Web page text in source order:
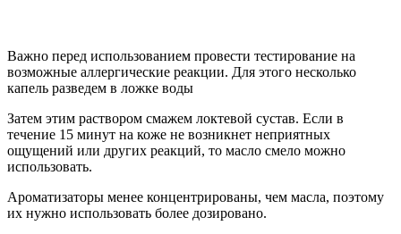
Важно перед использованием провести тестирование на
возможные аллергические реакции. Для этого несколько
капель разведем в ложке воды
Затем этим раствором смажем локтевой сустав. Если в
течение 15 минут на коже не возникнет неприятных
ощущений или других реакций, то масло смело можно
использовать.
Ароматизаторы менее концентрированы, чем масла, поэтому
их нужно использовать более дозировано.